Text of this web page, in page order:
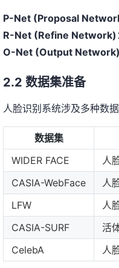
P-Net (Proposal
R-Net (Refine Network)
O-Net (Output Network)
2.2 数据集准备
人脸识别系统涉及多种数
数据集
WIDER FACE
人
CASIA-WebFace
人
LFW
人
CASIA-SURF
活
CelebA
人